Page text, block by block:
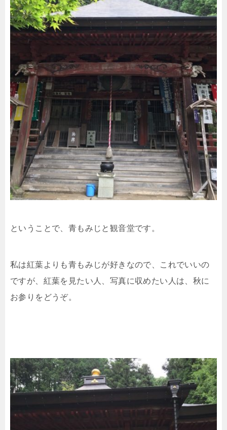
ということで、青もみじと観音堂です。
私は紅葉よりも青もみじが好きなので、これでいいの
ですが、紅葉を見たい人、写真に収めたい人は、秋に
お参りをどうぞ。